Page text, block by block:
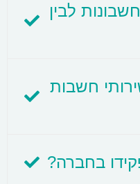
לבין
חשבות